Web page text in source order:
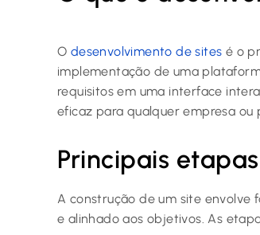
O desenvolvimento de sites é o
implementação de uma
requisitos em uma interface
eficaz para qualquer empresa ou
Principais
A construção de um site envolve
e alinhado aos objetivos. As